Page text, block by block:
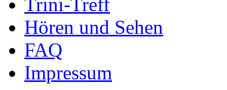
Hören und Sehen
FAQ
Impressum